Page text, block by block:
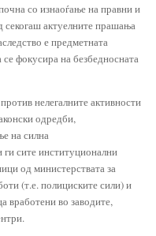
со изнаоѓање на правни и
секогаш актуелните прашања
е предметната
се фокусира на безбедносната
нелегалните активности
одредби,
на силна
сите институционални
од министерствата за
(т.е. полициските сили) и
вработени во заводите,